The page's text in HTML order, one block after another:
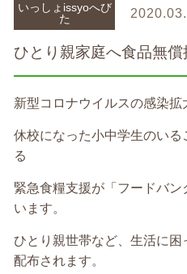
いっしょissyoへび
た
ひとり親家庭へ食品無償
新型コロナウイルスの感染拡
休校になった小中学生のい
る
緊急食糧支援が「フードバ
います。
ひとり親世帯など、生活に
配布されます。